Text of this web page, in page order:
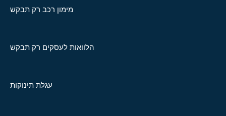
מימון רכב רק תבקש
הלוואות לעסקים רק תבקש
עגלת תינוקות